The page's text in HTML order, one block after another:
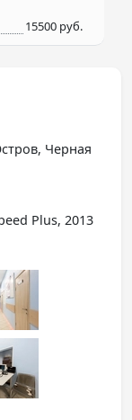
15500 руб.
Черная
Plus, 2013